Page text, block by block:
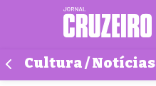
Cultura / Notícias